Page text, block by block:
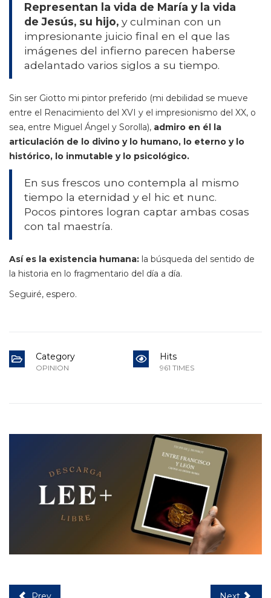
Representan la vida de María y la vida
de Jesús, su hijo, y culminan con un
impresionante juicio final en el que las
imágenes del infierno parecen haberse
adelantado varios siglos a su tiempo.
Sin ser Giotto mi pintor preferido (mi debilidad se mueve
entre el Renacimiento del XVI y el impresionismo del XX, o
sea, entre Miguel Ángel y Sorolla), admiro en él la
articulación de lo divino y lo humano, lo eterno y lo
histórico, lo inmutable y lo psicológico.
En sus frescos uno contempla al mismo
tiempo la eternidad y el hic et nunc.
Pocos pintores logran captar ambas cosas
con tal maestría.
Así es la existencia humana: la búsqueda del sentido de
la historia en lo fragmentario del día a día.
Seguiré, espero.
Category
OPINION
Hits
961 TIMES